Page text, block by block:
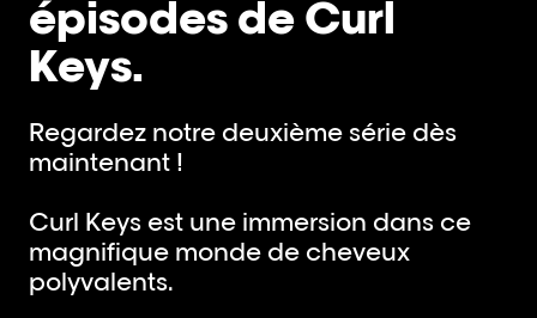
épisodes de Curl
Keys.
Regardez notre deuxième série dès
maintenant !
Curl Keys est une immersion dans ce
magnifique monde de cheveux
polyvalents.